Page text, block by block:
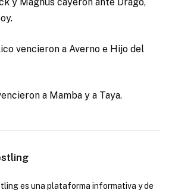
vencieron a Averno e Hijo del
a Mamba y a Taya.
es una plataforma informativa y de